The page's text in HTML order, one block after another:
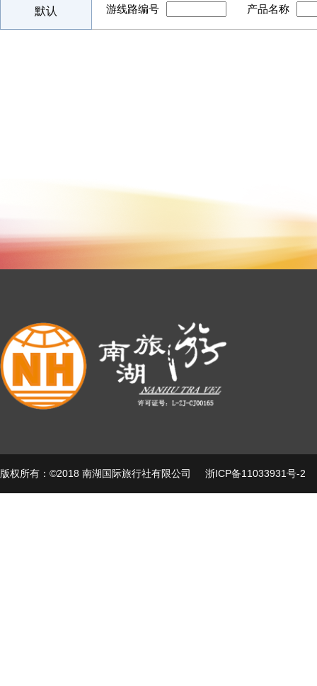
默认 游线路编号 产品名称
版权所有：©2018 南湖国际旅行社有限公司 浙ICP备11033931号-2